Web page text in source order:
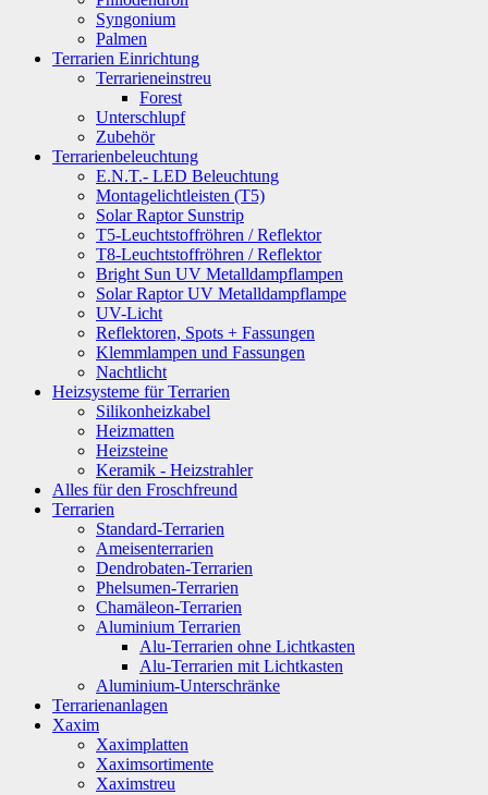
Syngonium
Palmen
Terrarien Einrichtung
Terrarieneinstreu
Forest
Unterschlupf
Zubehör
Terrarienbeleuchtung
E.N.T.- LED Beleuchtung
Montagelichtleisten (T5)
Solar Raptor Sunstrip
T5-Leuchtstoffröhren / Reflektor
T8-Leuchtstoffröhren / Reflektor
Bright Sun UV Metalldampflampen
Solar Raptor UV Metalldampflampe
UV-Licht
Reflektoren, Spots + Fassungen
Klemmlampen und Fassungen
Nachtlicht
Heizsysteme für Terrarien
Silikonheizkabel
Heizmatten
Heizsteine
Keramik - Heizstrahler
Alles für den Froschfreund
Terrarien
Standard-Terrarien
Ameisenterrarien
Dendrobaten-Terrarien
Phelsumen-Terrarien
Chamäleon-Terrarien
Aluminium Terrarien
Alu-Terrarien ohne Lichtkasten
Alu-Terrarien mit Lichtkasten
Aluminium-Unterschränke
Terrarienanlagen
Xaxim
Xaximplatten
Xaximsortimente
Xaximstreu